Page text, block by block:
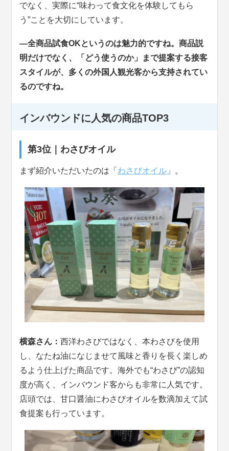
でなく、実際に“味わって食文化を体験してもら
う”ことを大切にしています。
—全商品試食OKというのは魅力的ですね。商品説
明だけでなく、「どう使うのか」まで提案する接客
スタイルが、多くの外国人観光客から支持されてい
るのですね。
インバウンドに人気の商品TOP3
第3位｜わさびオイル
まず紹介いただいたのは「 わさびオイル 」。
横森さん：西洋わさびではなく、本わさびを使用
し、なたね油になじませて風味と香りを長く楽しめ
るよう仕上げた商品です。海外でも“わさび”の認知
度が高く、インバウンド客からも非常に人気です。
店頭では、甘口醤油にわさびオイルを数滴加えて試
食提案も行っています。